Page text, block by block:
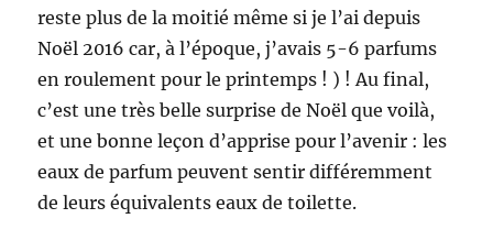
reste plus de la moitié même si je l’ai depuis
Noël 2016 car, à l’époque, j’avais 5-6 parfums
en roulement pour le printemps ! ) ! Au final,
c’est une très belle surprise de Noël que voilà,
et une bonne leçon d’apprise pour l’avenir : les
eaux de parfum peuvent sentir différemment
de leurs équivalents eaux de toilette.